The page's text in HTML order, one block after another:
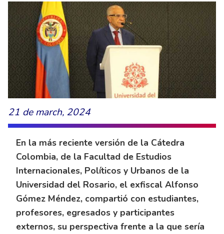
21 de march, 2024
En la más reciente versión de la Cátedra
Colombia, de la Facultad de Estudios
Internacionales, Políticos y Urbanos de la
Universidad del Rosario, el exfiscal Alfonso
Gómez Méndez, compartió con estudiantes,
profesores, egresados y participantes
externos, su perspectiva frente a la que sería